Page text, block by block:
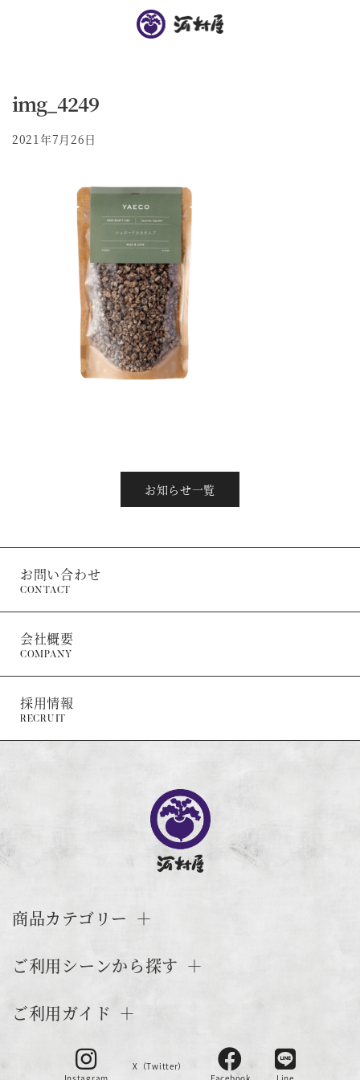
img_4249
2021年7月26日
お知らせ一覧
CONTACT
お問い合わせ
COMPANY
会社概要
RECRUIT
採用情報
商品カテゴリー
ご利用シーンから探す
ご利用ガイド
X（Twitter）